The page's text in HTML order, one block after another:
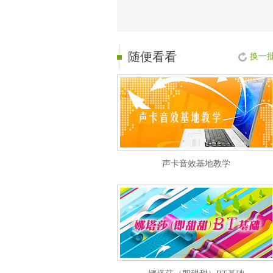
随便看看 换一
声卡音效基地教学